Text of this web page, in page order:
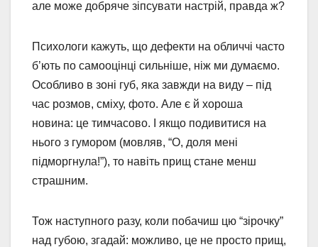
але може добряче зіпсувати настрій, правда ж?
Психологи кажуть, що дефекти на обличчі часто
б’ють по самооцінці сильніше, ніж ми думаємо.
Особливо в зоні губ, яка завжди на виду – під
час розмов, сміху, фото. Але є й хороша
новина: це тимчасово. І якщо подивитися на
нього з гумором (мовляв, “О, доля мені
підморгнула!”), то навіть прищ стане менш
страшним.
Тож наступного разу, коли побачиш цю “зірочку”
над губою, згадай: можливо, це не просто прищ,